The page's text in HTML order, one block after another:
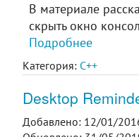
В материале
скрыть окно
Подробнее
Категория: C++
Desktop
Добавлено: 12/01/